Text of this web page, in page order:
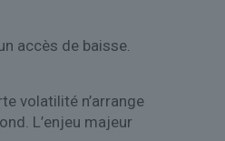
accès de baisse.
volatilité n’arrange
L’enjeu majeur